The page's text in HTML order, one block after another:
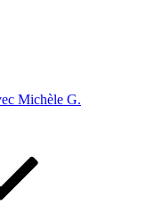
Michèle G.